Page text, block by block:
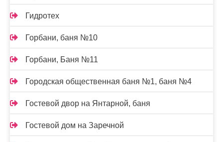
Гидротех
Горбани, баня №10
Горбани, Баня №11
Городская общественная баня №1, баня №4
Гостевой двор на Янтарной, баня
Гостевой дом на Заречной